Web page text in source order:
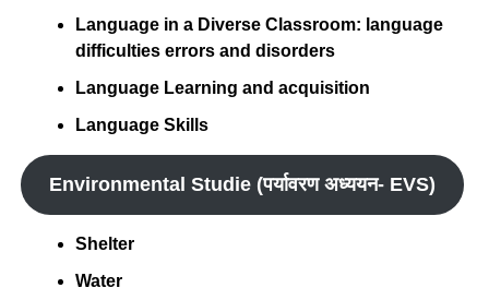
Language in a Diverse Classroom: language
difficulties errors and disorders
Language Learning and acquisition
Language Skills
Environmental Studie (पर्यावरण अध्ययन- EVS)
Shelter
Water